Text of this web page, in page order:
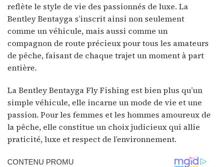
reflète le style de vie des passionnés de luxe. La
Bentley Bentayga s’inscrit ainsi non seulement
comme un véhicule, mais aussi comme un
compagnon de route précieux pour tous les amateurs
de pêche, faisant de chaque trajet un moment à part
entière.
La Bentley Bentayga Fly Fishing est bien plus qu’un
simple véhicule, elle incarne un mode de vie et une
passion. Pour les femmes et les hommes amoureux de
la pêche, elle constitue un choix judicieux qui allie
praticité, luxe et respect de l’environnement.